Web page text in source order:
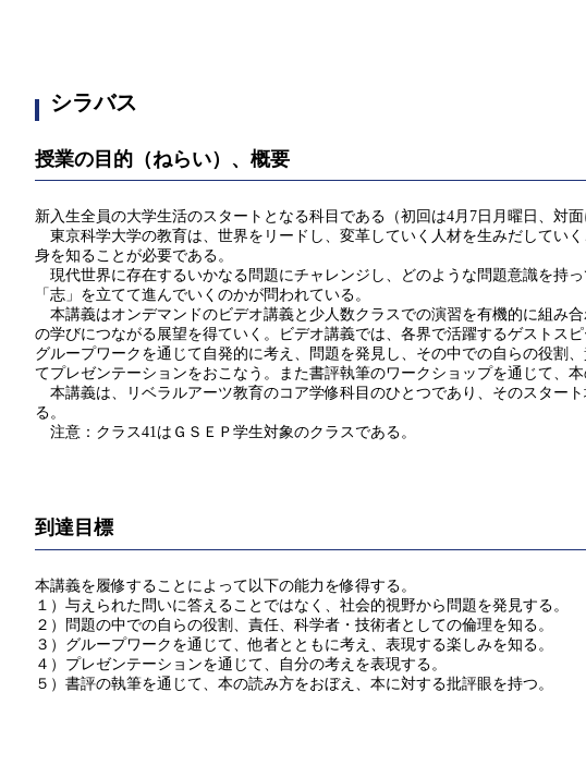
シラバス
授業の目的（ねらい）、概要
新入生全員の大学生活のスタートとなる科目である（初回は4月7日月曜日、対面
東京科学大学の教育は、世界をリードし、変革していく人材を生みだしてい
身を知ることが必要である。
現代世界に存在するいかなる問題にチャレンジし、どのような問題意識を持
「志」を立てて進んでいくのかが問われている。
本講義はオンデマンドのビデオ講義と少人数クラスでの演習を有機的に組み
の学びにつながる展望を得ていく。ビデオ講義では、各界で活躍するゲストス
グループワークを通じて自発的に考え、問題を発見し、その中での自らの役割
てプレゼンテーションをおこなう。また書評執筆のワークショップを通じて、
本講義は、リベラルアーツ教育のコア学修科目のひとつであり、そのスター
る。
注意：クラス41はＧＳＥＰ学生対象のクラスである。
到達目標
本講義を履修することによって以下の能力を修得する。
１）与えられた問いに答えることではなく、社会的視野から問題を発見する。
２）問題の中での自らの役割、責任、科学者・技術者としての倫理を知る。
３）グループワークを通じて、他者とともに考え、表現する楽しみを知る。
４）プレゼンテーションを通じて、自分の考えを表現する。
５）書評の執筆を通じて、本の読み方をおぼえ、本に対する批評眼を持つ。